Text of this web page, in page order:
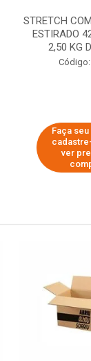
STRETCH
ESTIRADO
2,50 KG
Faça
ver